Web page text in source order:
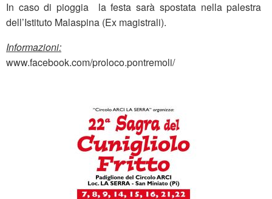
In caso di pioggia la festa sarà spostata nella palestra
dell’Istituto Malaspina (Ex magistrali).
Informazioni:
www.facebook.com/proloco.pontremoli/